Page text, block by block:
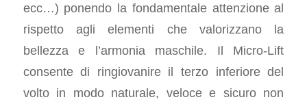
ecc…) ponendo la fondamentale attenzione al
rispetto agli elementi che valorizzano la
bellezza e l’armonia maschile. Il Micro-Lift
consente di ringiovanire il terzo inferiore del
volto in modo naturale, veloce e sicuro non